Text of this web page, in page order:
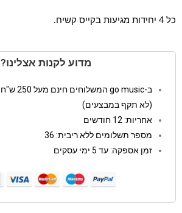
כל 4 יחידות מגיעות בקייס קשיח.
מדוע לקנות אצלינו?
ב-go music המשלוחים חינם מעל 250 ש"ח
(לא תקף במבצעים)
אחריות: 12 חודשים
מספר תשלומים ללא ריבית: 36
זמן אספקה: עד 5 ימי עסקים